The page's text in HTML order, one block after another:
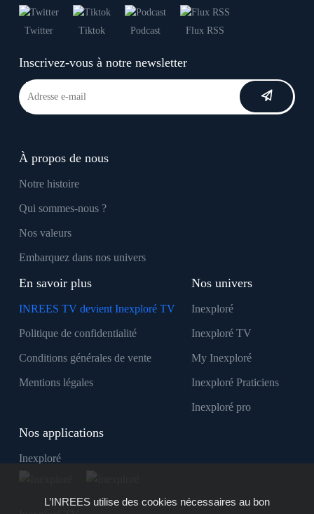
Twitter Tiktok Podcast Flux RSS
Inscrivez-vous à notre newsletter
À propos de nous
Notre histoire
Qui sommes-nous ?
Nos valeurs
Embarquez dans nos univers
En savoir plus
INREES TV devient Inexploré TV
Politique de confidentialité
Conditions générales de vente
Mentions légales
Nos univers
Inexploré
Inexploré TV
My Inexploré
Inexploré Praticiens
Inexploré pro
Nos applications
Inexploré
L’INREES utilise des cookies nécessaires au bon